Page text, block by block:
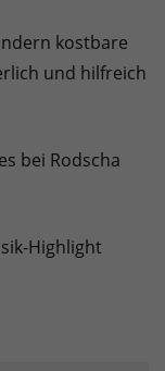
kostbare
und hilfreich
bei Rodscha
Highlight